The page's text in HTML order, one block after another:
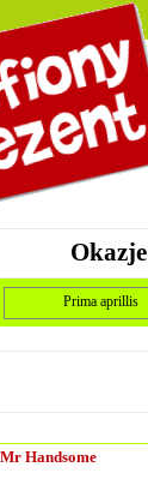
Okazje
Prima aprillis
Handsome